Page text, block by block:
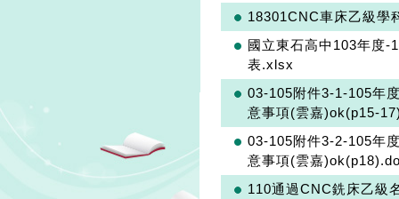
18301CNC車床乙級學
國立東石高中103年度-
表.xlsx
03-105附件3-1-105年
意事項(雲嘉)ok(p15-
03-105附件3-2-105年
意事項(雲嘉
110通過CNC銑床乙級